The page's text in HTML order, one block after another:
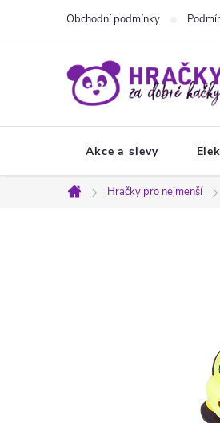
Obchodní podmínky
Akce a slevy
Domů
Hračky pro nejmenší